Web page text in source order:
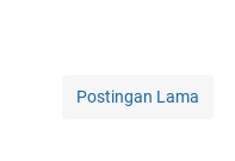
Postingan Lama